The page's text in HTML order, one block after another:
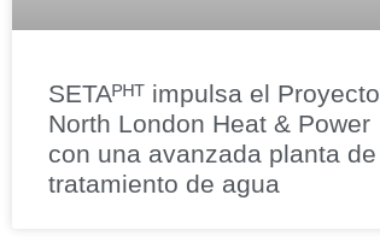
SETAᴾᴴᵀ impulsa el Proyecto
North London Heat & Power
con una avanzada planta de
tratamiento de agua